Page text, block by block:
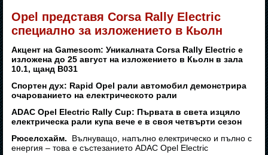
Opel представя Corsa Rally Electric
специално за изложението в Кьолн
Акцент на Gamescom: Уникалната Corsa Rally Electric е
изложена до 25 август на изложението в Кьолн в зала
10.1, щанд B031
Спортен дух: Rapid Opel рали автомобил демонстрира
очарованието на електрическото рали
ADAC Opel Electric Rally Cup: Първата в света изцяло
електрическа рали купа вече е в своя четвърти сезон
Рюселсхайм.
Вълнуващо, напълно електрическо и пълно с
енергия – това е състезанието ADAC Opel Electric